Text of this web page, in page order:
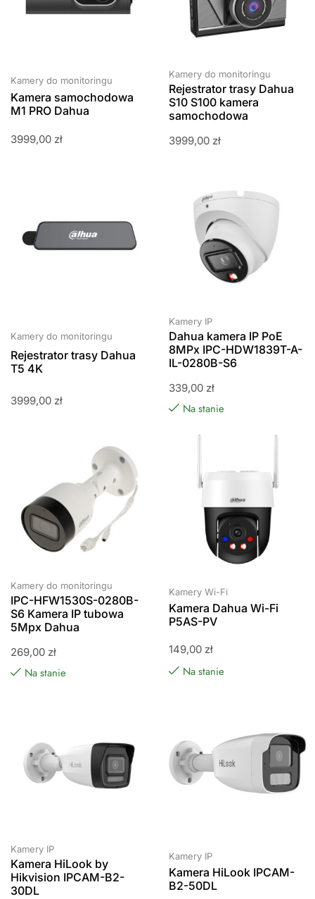
Kamery IP
Dahua kamera IP PoE
8MPx IPC-HDW1839T-A-
IL-0280B-S6
339,00 zł
Na stanie
Kamery do monitoringu
IPC-HFW1530S-0280B-
S6 Kamera IP tubowa
5Mpx Dahua
269,00 zł
Na stanie
Kamery Wi-Fi
Kamera Dahua Wi-Fi
P5AS-PV
149,00 zł
Na stanie
Kamery IP
Kamera HiLook by
Hikvision IPCAM-B2-
30DL
Kamery IP
Kamera HiLook IPCAM-
B2-50DL
Kamery do monitoringu
Kamera samochodowa
M1 PRO Dahua
3999,00 zł
Kamery do monitoringu
Rejestrator trasy Dahua
S10 S100 kamera
samochodowa
3999,00 zł
Kamery do monitoringu
Rejestrator trasy Dahua
T5 4K
3999,00 zł